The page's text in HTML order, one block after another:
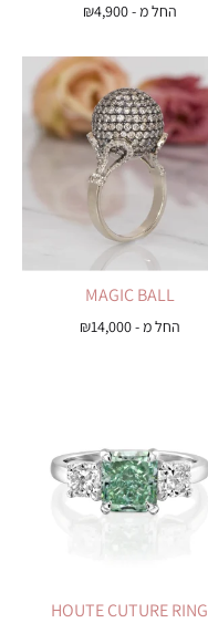
החל מ - ₪4,900
MAGIC BALL
החל מ - ₪14,000
HOUTE CUTURE RING